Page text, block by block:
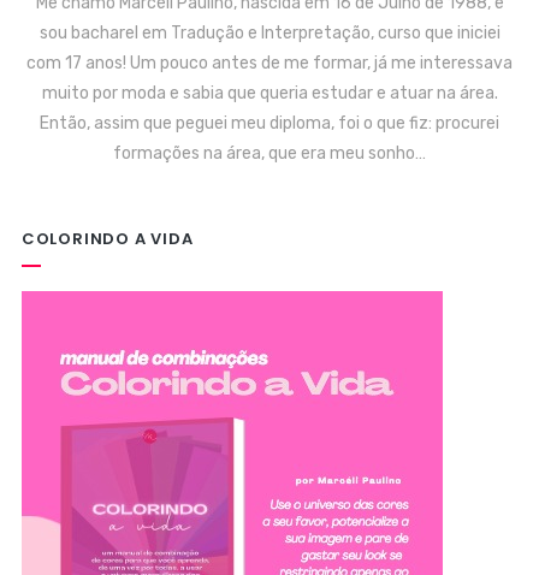
sou bacharel em Tradução e Interpretação, curso que iniciei
com 17 anos! Um pouco antes de me formar, já me interessava
muito por moda e sabia que queria estudar e atuar na área.
Então, assim que peguei meu diploma, foi o que fiz: procurei
formações na área, que era meu sonho…
COLORINDO A VIDA